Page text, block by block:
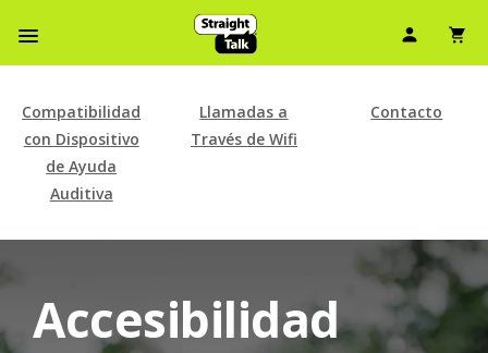
Menú de barra de navegación
Ícono
Compatibilidad
con Dispositivo
de Ayuda
Auditiva
Llamadas a
Través de Wifi
Contacto
Accesibilidad